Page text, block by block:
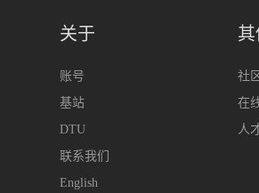
关于
账号
基站
DTU
联系我们
English
社
在
人